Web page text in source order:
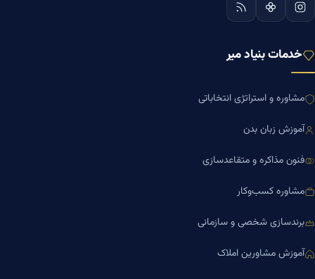
خدمات بنیاد میر
مشاوره و استراتژی انتخاباتی
آموزش زبان بدن
فنون مذاکره و متقاعدسازی
مشاوره کسب‌وکار
برندسازی شخصی و سازمانی
آموزش مشاورین املاک